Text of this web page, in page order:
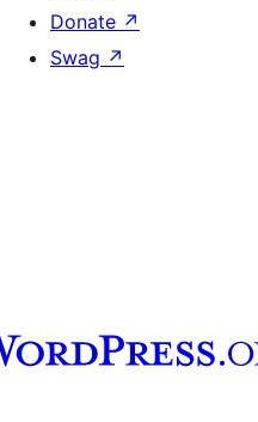
Donate ↗
Swag ↗